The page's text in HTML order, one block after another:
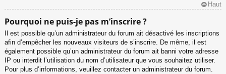
Haut
Pourquoi ne puis-je pas m’inscrire ?
Il est possible qu’un administrateur du forum ait désactivé les inscriptions
afin d’empêcher les nouveaux visiteurs de s’inscrire. De même, il est
également possible qu’un administrateur du forum ait banni votre adresse
IP ou interdit l’utilisation du nom d’utilisateur que vous souhaitez utiliser.
Pour plus d’informations, veuillez contacter un administrateur du forum.